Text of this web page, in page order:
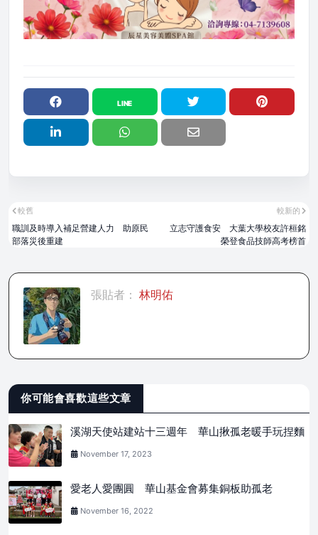
較新的
立志守護食安 大葉大學校友許桓銘
榮登食品技師高考榜首
較舊
職訓及時導入補足營建人力 助原民
部落災後重建
張貼者： 林明佑
你可能會喜歡這些文章
溪湖天使站建站十三週年 華山揪孤老暖手玩捏麵
November 17, 2023
愛老人愛團圓 華山基金會募集銅板助孤老
November 16, 2022